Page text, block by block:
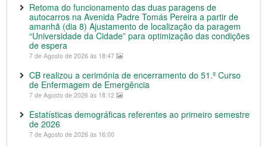
Retoma do funcionamento das duas paragens de
autocarros na Avenida Padre Tomás Pereira a partir de
amanhã (dia 8) Ajustamento de localização da paragem
“Universidade da Cidade” para optimização das condições
de espera
7 de Agosto de 2026 às 18:47
CB realizou a cerimónia de encerramento do 51.º Curso
de Enfermagem de Emergência
7 de Agosto de 2026 às 18:12
Estatísticas demográficas referentes ao primeiro semestre
de 2026
7 de Agosto de 2026 às 16:00